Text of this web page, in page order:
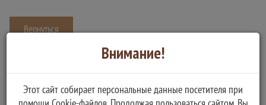
Вернуться
Предоставление субсидий льготным категориям граждан на
покупку и установку газоиспользующего оборудования и
проведение работ внутри границ их земельных участков в
Внимание!
Этот сайт собирает персональные данные посетителя при